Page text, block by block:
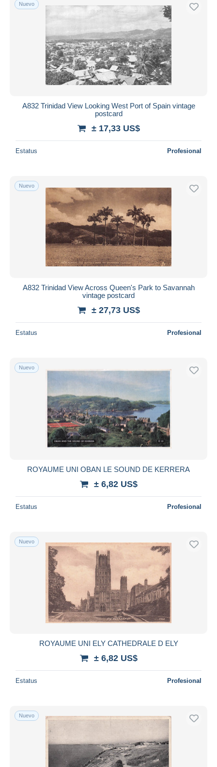
Nuevo
A832 Trinidad View Looking West Port of Spain vintage
postcard
± 17,33 US$
Estatus Profesional
Nuevo
A832 Trinidad View Across Queen's Park to Savannah
vintage postcard
± 27,73 US$
Estatus Profesional
Nuevo
ROYAUME UNI OBAN LE SOUND DE KERRERA
± 6,82 US$
Estatus Profesional
Nuevo
ROYAUME UNI ELY CATHEDRALE D ELY
± 6,82 US$
Estatus Profesional
Nuevo